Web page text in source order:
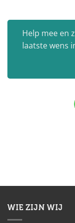
Help mee en
laatste wens
WIE ZIJN WIJ